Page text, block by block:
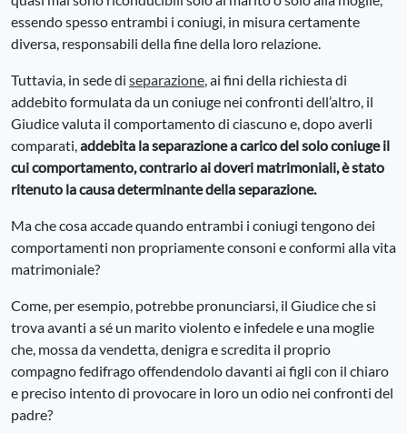
essendo spesso entrambi i coniugi, in misura certamente
diversa, responsabili della fine della loro relazione.
Tuttavia, in sede di separazione, ai fini della richiesta di
addebito formulata da un coniuge nei confronti dell’altro, il
Giudice valuta il comportamento di ciascuno e, dopo averli
comparati,addebita la separazione a carico del solo coniuge il
cui comportamento, contrario ai doveri matrimoniali, è stato
ritenuto la causa determinante della separazione.
Ma che cosa accade quando entrambi i coniugi tengono dei
comportamenti non propriamente consoni e conformi alla vita
matrimoniale?
Come, per esempio, potrebbe pronunciarsi, il Giudice che si
trova avanti a sé un marito violento e infedele e una moglie
che, mossa da vendetta, denigra e scredita il proprio
compagno fedifrago offendendolo davanti ai figli con il chiaro
e preciso intento di provocare in loro un odio nei confronti del
padre?